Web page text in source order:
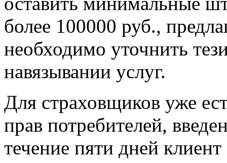
более 100000 руб.,
необходимо уточнить
навязывании услуг.
Для страховщиков уже
прав потребителей,
течение пяти дней